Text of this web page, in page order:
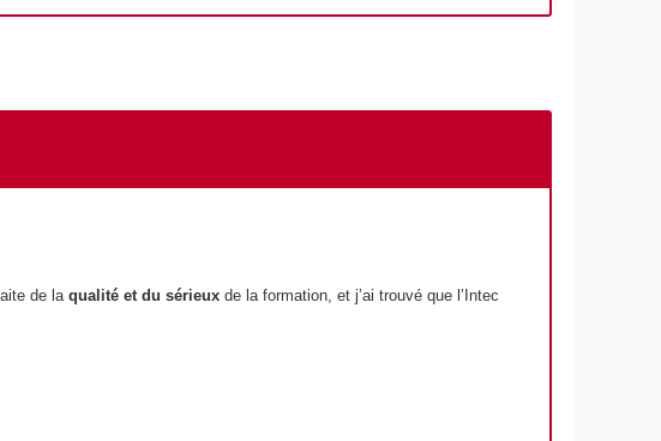
de laqualité et du sérieux de la formation, et j’ai trouvé que l’Intec